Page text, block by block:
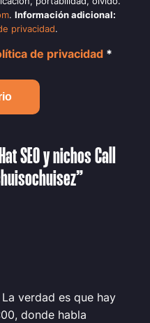
. Información adicional:
privacidad.
de privacidad *
SEO y nichos Call
verdad es que hay
donde habla